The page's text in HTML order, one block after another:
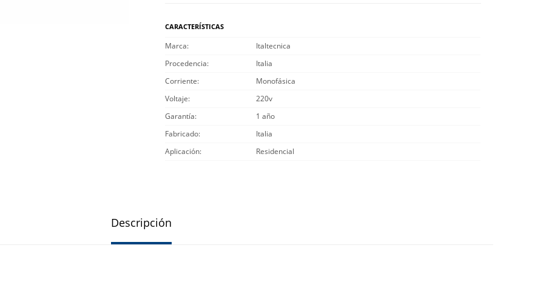
CARACTERÍSTICAS
Marca
Italtecnica
Procedencia
Italia
Corriente
Monofásica
Voltaje
220v
Garantía
1 año
Fabricado
Italia
Aplicación
Residencial
Descripción